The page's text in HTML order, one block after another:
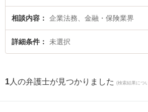
の弁護士を検索したい』『初回相談無料で金融・保
方市内の弁護士に相談予約したい』などでお困りの
す。
相談内容 企業法務、金融・保険業界
詳細条件 未選択
1 人の弁護士が見つかりました (検索結果につ